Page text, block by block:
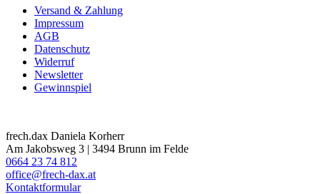
Versand & Zahlung
Impressum
AGB
Datenschutz
Widerruf
Newsletter
Gewinnspiel
frech.dax Daniela Korherr
Am Jakobsweg 3 | 3494 Brunn im Felde
0664 23 74 812
office@frech-dax.at
Kontaktformular